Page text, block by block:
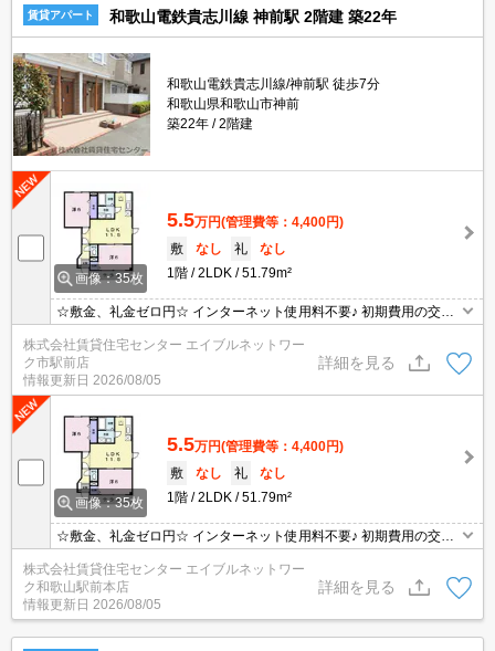
賃貸アパート 和歌山電鉄貴志川線 神前駅 2階建 築22年
和歌山電鉄貴志川線/神前駅 徒歩7分
和歌山県和歌山市神前
築22年
2階建
画像：35枚
5.5万円(管理費等：4,400円)
敷
なし 礼
なし
1階
2LDK 51.79m²
☆敷金、礼金ゼロ円☆ インターネット使用料不要♪ 初期費用の交渉
は、賃貸住宅センターまで！！
株式会社賃貸住宅センター エイブルネットワー
ク市駅前店
情報更新日 2026/08/05
詳細を見る
画像：35枚
5.5万円(管理費等：4,400円)
敷
なし 礼
なし
1階
2LDK 51.79m²
☆敷金、礼金ゼロ円☆ インターネット使用料不要♪ 初期費用の交渉
は、賃貸住宅センターまで！！
株式会社賃貸住宅センター エイブルネットワー
ク和歌山駅前本店
情報更新日 2026/08/05
詳細を見る